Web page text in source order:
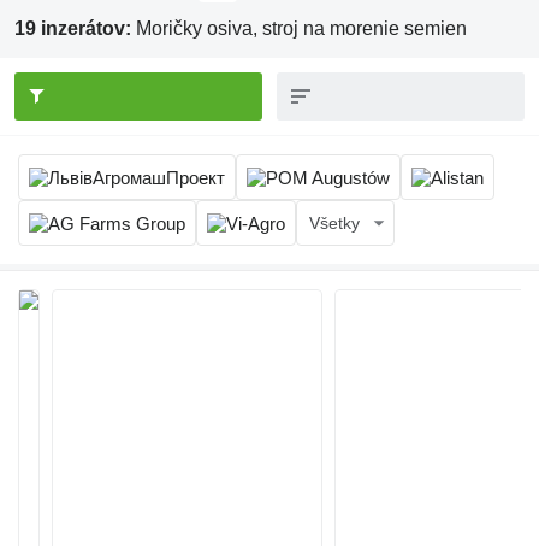
19 inzerátov: Moričky osiva, stroj na morenie semien
Všetky